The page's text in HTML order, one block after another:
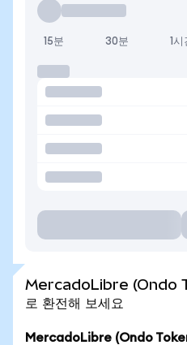
15분 30분 1시
MercadoLibre (Ondo
로 환전해 보세요
MercadoLibre (Ondo